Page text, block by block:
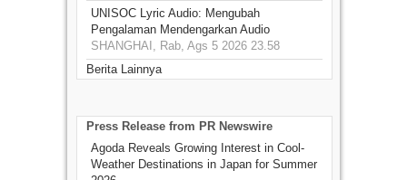
UNISOC Lyric Audio: Mengubah
Pengalaman Mendengarkan Audio
SHANGHAI, Rab, Ags 5 2026 23.58
Berita Lainnya
Press Release from PR Newswire
Agoda Reveals Growing Interest in Cool-
Weather Destinations in Japan for Summer